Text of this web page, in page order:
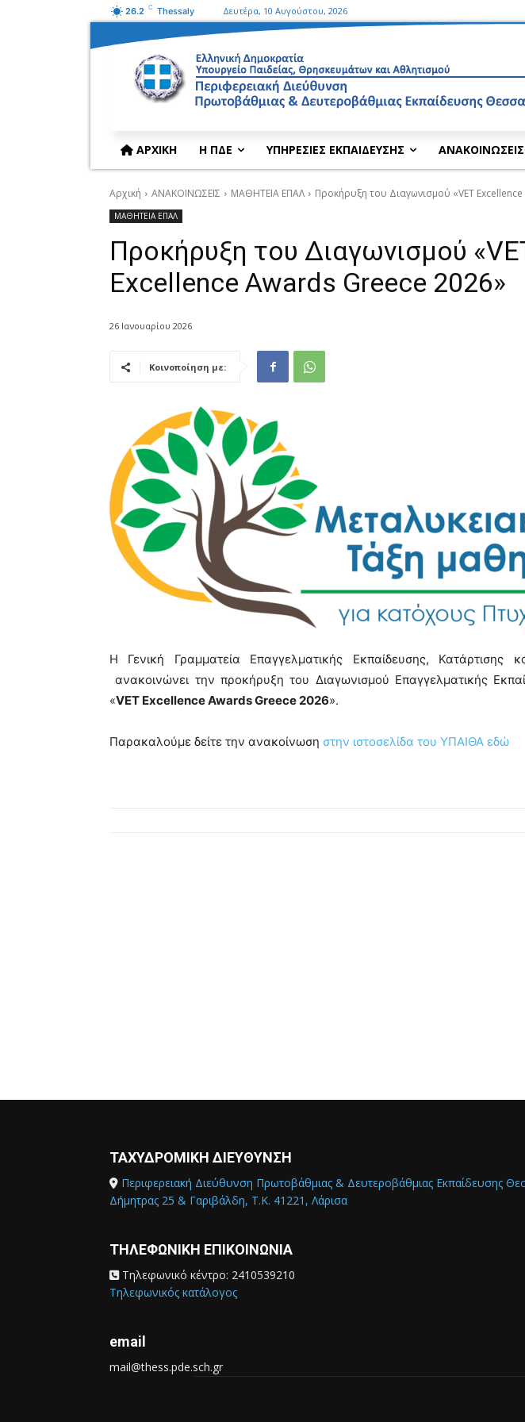
26.2 C Thessaly Δευτέρα, 10 Αυγούστου, 2026
ΑΡΧΙΚΗ Η ΠΔΕ ΥΠΗΡΕΣΙΕΣ ΕΚΠΑΙΔΕΥΣΗΣ ΑΝΑΚΟΙΝΩΣΕΙΣ
Αρχική ΑΝΑΚΟΙΝΩΣΕΙΣ ΜΑΘΗΤΕΙΑ ΕΠΑΛ Προκήρυξη του Διαγωνισμού «VET
ΜΑΘΗΤΕΙΑ ΕΠΑΛ
Προκήρυξη του Διαγωνισμού
Excellence Awards Greece 2026»
26 Ιανουαρίου 2026
Κοινοποίηση με:
Η Γενική Γραμματεία Επαγγελματικής Εκπαίδευσης, Κατάρτισης
ανακοινώνει την προκήρυξη του Διαγωνισμού Επαγγελματικής
«VET Excellence Awards Greece 2026».
Παρακαλούμε δείτε την ανακοίνωση στην ιστοσελίδα του ΥΠΑΙΘΑ εδώ
ΤΑΧΥΔΡΟΜΙΚΗ ΔΙΕΥΘΥΝΣΗ
Περιφερειακή Διεύθυνση Πρωτοβάθμιας & Δευτεροβάθμιας Εκπαίδευσης
Δήμητρας 25 & Γαριβάλδη, Τ.Κ. 41221, Λάρισα
ΤΗΛΕΦΩΝΙΚΗ ΕΠΙΚΟΙΝΩΝΙΑ
Τηλεφωνικό κέντρο: 2410539210
Τηλεφωνικός κατάλογος
email
mail@thess.pde.sch.gr